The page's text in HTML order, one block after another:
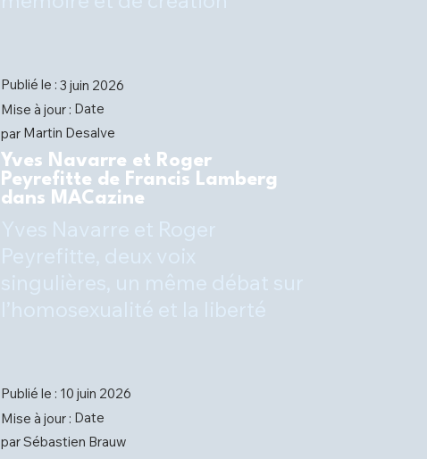
Publié le : 3 juin 2026
Mise à jour : Date
par Martin Desalve
Yves Navarre et Roger
Peyrefitte de Francis Lamberg
dans MACazine
Publié le : 10 juin 2026
Mise à jour : Date
parSébastien Brauw